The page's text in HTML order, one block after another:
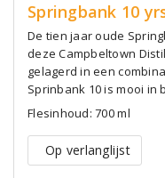
Springbank 10
De tien jaar oude
deze Campbeltown
gelagerd in een
Sprinbank 10 is mooi in
Flesinhoud: 700 ml
Op verlanglijst